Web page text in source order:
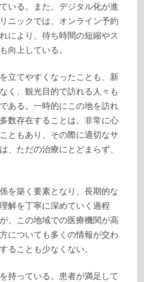
いる。また、デジタル化が進
ニックでは、オンライン予約
により、待ち時間の短縮やス
向上している。
立てやすくなったことも、新
く、観光目的で訪れる人々も
ある。一時的にこの地を訪れ
数存在することは、非常に心
ともあり、その際に適切なサ
、ただの治療にとどまらず、
を築く要素となり、長期的な
解を丁寧に深めていく過程
、この地域での医療機関が高
についても多くの情報が交わ
ることも少なくない。
持っている。患者が満足して